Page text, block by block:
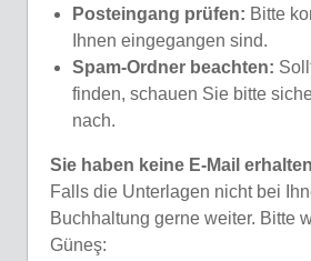
Posteingang prüfen: Bitte
Ihnen eingegangen sind.
Spam-Ordner beachten:
finden, schauen Sie bitte
nach.
Sie haben keine E-Mail
Falls die Unterlagen nicht bei
Buchhaltung gerne weiter. Bitte
Güneş: